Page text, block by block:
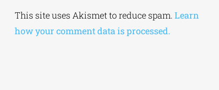
This site uses Akismet to reduce spam. Learn
how your comment data is processed.